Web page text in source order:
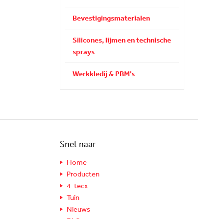
Bevestigingsmaterialen
Silicones, lijmen en technische
sprays
Werkkledij & PBM's
Snel naar
Home
Producten
4-tecx
Tuin
Nieuws